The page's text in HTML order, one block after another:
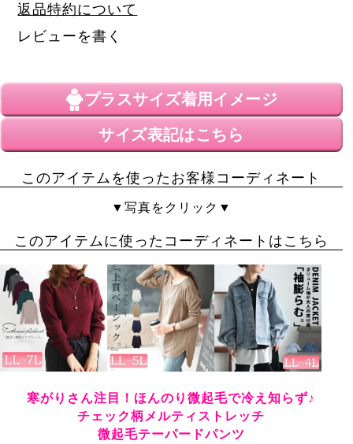
返品特約について
レビューを書く
プラスサイズ着用イメージ
サイズ表記はこちら
このアイテムを使ったお客様コーディネート
▼写真をクリック▼
このアイテムに使ったコーディネートはこちら
寒がりさん注目！ほんのり微起毛で冷え知らず♪
チェック柄メルティストレッチ
微起毛テーパードパンツ